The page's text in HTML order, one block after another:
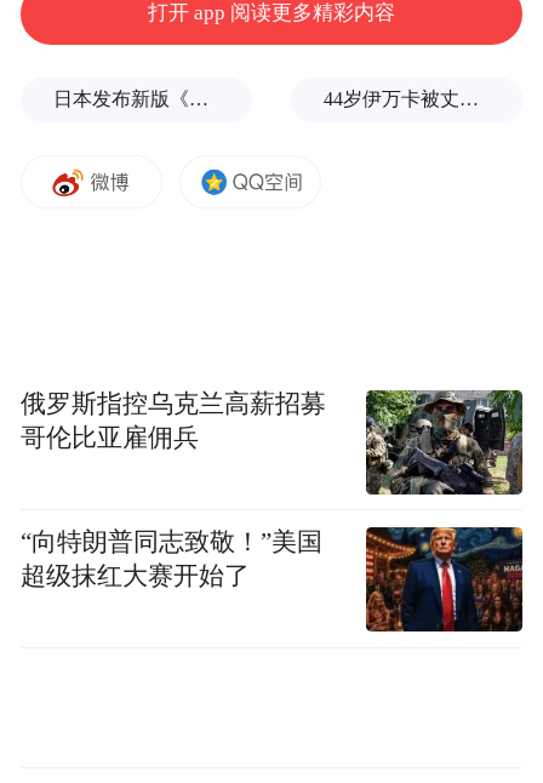
本次活动由天柱山旅游发展有限公司、天柱
工作委员会、安徽大别山文旅集团有限公
办。盛会由总台十七频道出镜记者、知名主
流、产业趋势解读、文旅品牌推介、行业荣
誉授牌、渠道战略合作于一体的高规格、专
业化行业盛会，为全国漂流文旅从业者搭建
了优质的沟通协作平台。清风揽山水，贤才
聚天柱，各界嘉宾齐聚秀美天柱山麓，共赏
山水盛景，共探文旅产业融合发展新未来。
打开 app 阅读更多精彩内容
日本发布新版《防卫白皮书》，俄罗斯强硬警告 44岁伊万卡被丈夫公主抱，冰岛旅行曝光，远离白宫的生活引发关注
俄罗斯指控乌克兰高薪招募
哥伦比亚雇佣兵
“向特朗普同志致敬！”美国
超级抹红大赛开始了